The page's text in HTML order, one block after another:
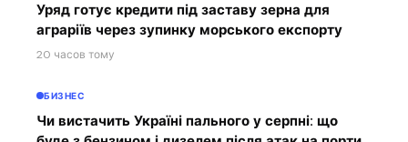
Уряд готує кредити під заставу зерна для
аграріїв через зупинку морського експорту
20 часов тому
БИЗНЕС
Чи вистачить Україні пального у серпні: що